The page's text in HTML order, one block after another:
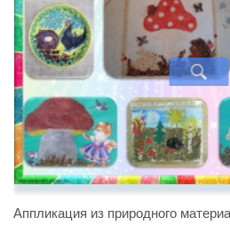
Аппликация из природного